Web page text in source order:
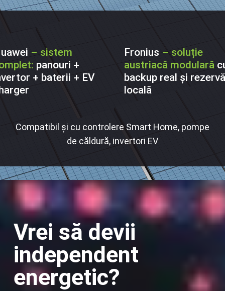
– sistem
panouri +
+ baterii + EV
Fronius – soluție
austriacă modulară
backup real și rezervă
locală
Compatibil și cu controlere Smart Home, pompe
de căldură, invertori EV
Vrei să devii
independent
energetic?